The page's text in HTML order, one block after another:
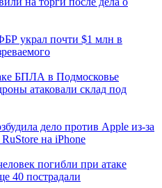
украл почти $1 млн в
БПЛА в Подмосковье
атаковали склад под
дело против Apple из-за
на iPhone
погибли при атаке
40 пострадали